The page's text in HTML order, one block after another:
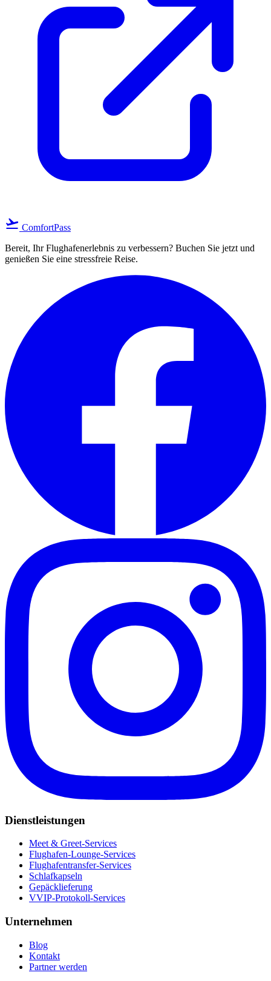
flight_takeoff ComfortPass
Bereit, Ihr Flughafenerlebnis zu verbessern? Buchen Sie jetzt und
genießen Sie eine stressfreie Reise.
Dienstleistungen
Meet & Greet-Services
Flughafen-Lounge-Services
Flughafentransfer-Services
Schlafkapseln
Gepäcklieferung
VVIP-Protokoll-Services
Unternehmen
Blog
Kontakt
Partner werden